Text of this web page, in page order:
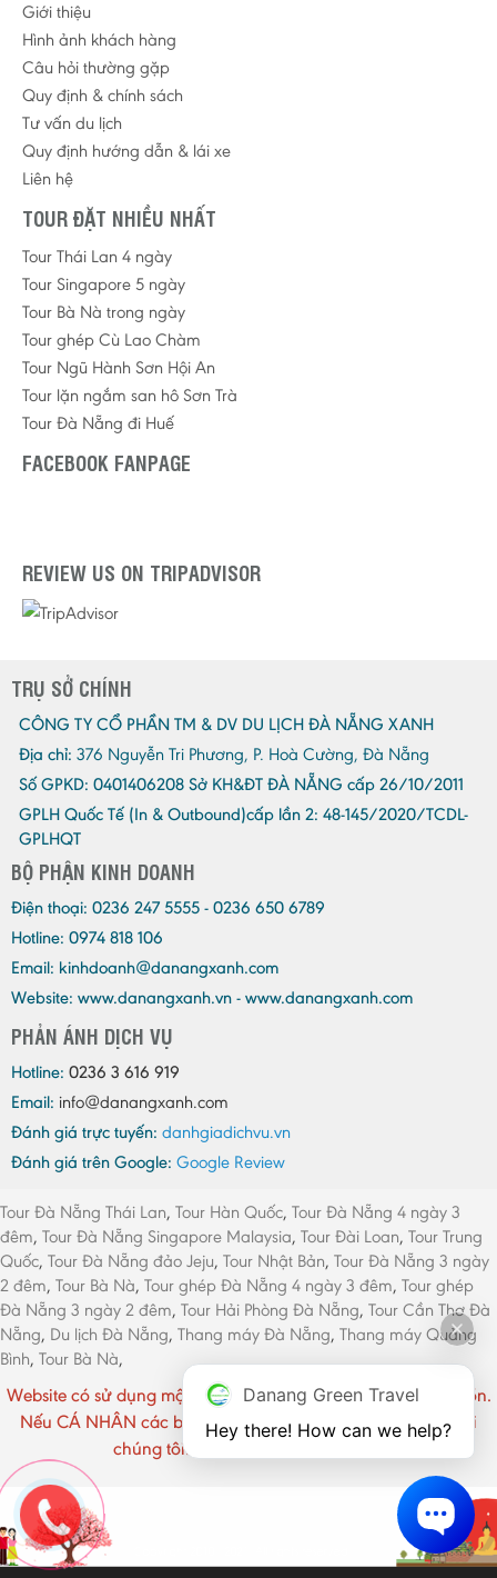
Giới thiệu
Hình ảnh khách hàng
Câu hỏi thường gặp
Quy định & chính sách
Tư vấn du lịch
Quy định hướng dẫn & lái xe
Liên hệ
TOUR ĐẶT NHIỀU NHẤT
Tour Thái Lan 4 ngày
Tour Singapore 5 ngày
Tour Bà Nà trong ngày
Tour ghép Cù Lao Chàm
Tour Ngũ Hành Sơn Hội An
Tour lặn ngắm san hô Sơn Trà
Tour Đà Nẵng đi Huế
FACEBOOK FANPAGE
REVIEW US ON TRIPADVISOR
TRỤ SỞ CHÍNH
CÔNG TY CỔ PHẦN TM & DV DU LỊCH ĐÀ NẴNG XANH
Địa chỉ: 376 Nguyễn Tri Phương, P. Hoà Cường, Đà Nẵng
Số GPKD: 0401406208 Sở KH&ĐT ĐÀ NẴNG cấp 26/10/2011
GPLH Quốc Tế (In & Outbound)cấp lần 2: 48-145/2020/TCDL-
GPLHQT
BỘ PHẬN KINH DOANH
Điện thoại: 0236 247 5555 - 0236 650 6789
Hotline: 0974 818 106
Email: kinhdoanh@danangxanh.com
Website: www.danangxanh.vn - www.danangxanh.com
PHẢN ÁNH DỊCH VỤ
Hotline: 0236 3 616 919
Email: info@danangxanh.com
Đánh giá trực tuyến: danhgiadichvu.vn
Đánh giá trên Google: Google Review
Tour Đà Nẵng Thái Lan, Tour Hàn Quốc, Tour Đà Nẵng 4 ngày 3
đêm, Tour Đà Nẵng Singapore Malaysia, Tour Đài Loan, Tour Trung
Quốc, Tour Đà Nẵng đảo Jeju, Tour Nhật Bản, Tour Đà Nẵng 3 ngày
2 đêm, Tour Bà Nà, Tour ghép Đà Nẵng 4 ngày 3 đêm, Tour ghép
Đà Nẵng 3 ngày 2 đêm, Tour Hải Phòng Đà Nẵng, Tour Cần Thơ Đà
Nẵng, Du lịch Đà Nẵng, Thang máy Đà Nẵng, Thang máy Quảng
Bình, Tour Bà Nà,
Website có sử dụng một số hình ảnh CÁ NHÂN chưa rõ nguồn.
Nếu CÁ NHÂN các bạn cảm thấy phiền vui lòng liên hệ với
chúng tôi. Xin chân thành cảm ơn !
Danang Green Travel
Hey there! How can we help?